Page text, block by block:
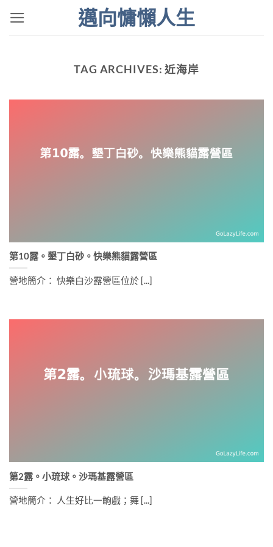
邁向慵懶人生
TAG ARCHIVES:近海岸
第10露。墾丁白砂。快樂熊貓露營區
營地簡介： 快樂白沙露營區位於 [...]
第2露。小琉球。沙瑪基露營區
營地簡介： 人生好比一齣戲；舞 [...]